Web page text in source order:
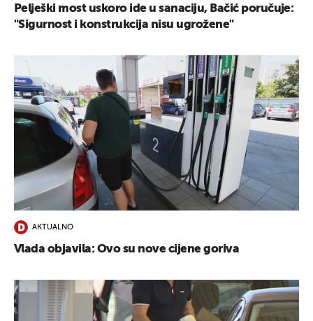
Pelješki most uskoro ide u sanaciju, Bačić poručuje:
"Sigurnost i konstrukcija nisu ugrožene"
AKTUALNO
Vlada objavila: Ovo su nove cijene goriva